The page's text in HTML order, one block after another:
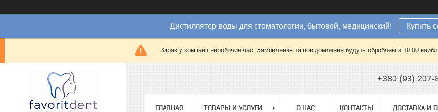
Дистиллятор воды для стоматологии, бытовой, медицинский! Купить
Зараз у компанії неробочий час. Замовлення та повідомлення будуть оброблені з 10:00
+380 (93) 207-
ГЛАВНАЯ ТОВАРЫ И УСЛУГИ О НАС КОНТАКТЫ ДОСТАВКА И